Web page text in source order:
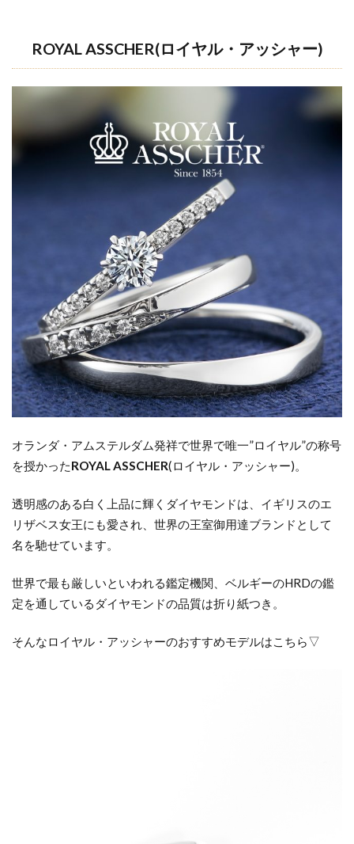
ROYAL ASSCHER(ロイヤル・アッシャー)
オランダ・アムステルダム発祥で世界で唯一”ロイヤル”の称号
を授かったROYAL ASSCHER(ロイヤル・アッシャー)
透明感のある白く上品に輝くダイヤモンドは、イギリスのエ
リザベス女王にも愛され、世界の王室御用達ブランドとして
名を馳せています。
世界で最も厳しいといわれる鑑定機関、ベルギーのHRDの鑑
定を通しているダイヤモンドの品質は折り紙つき。
そんなロイヤル・アッシャーのおすすめモデルはこちら▽